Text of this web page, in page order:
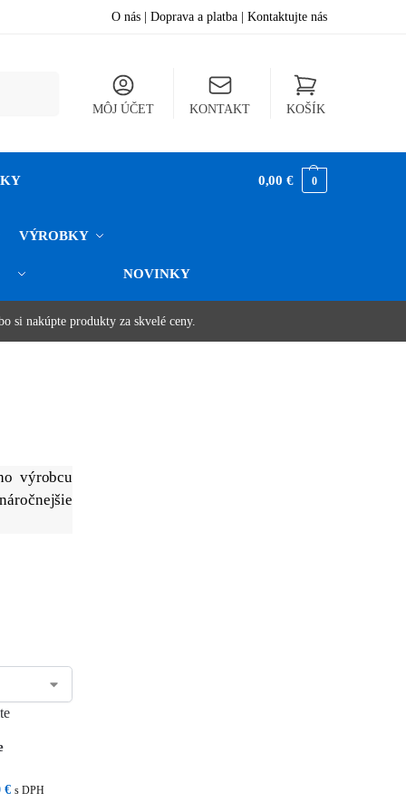
O nás Doprava a platba Kontaktujte nás
MÔJ ÚČET KONTAKT KOŠÍK
VÝROBKY
NOVINKY
0,00€ 0
.
výrobcu
€ s DPH